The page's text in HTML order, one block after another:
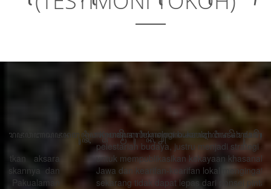
“Kemajuan teknologi bukanlah musuh dari proses
pelestarian budaya, justru menjadi strategi sebagai alat
untuk mempublikasikan kekayaan khasanah budaya
Jawa dan kearifan-kearifan lokal mengingat generasi
sekarang tidak dapat lepas dari ponsel pintarnya.”